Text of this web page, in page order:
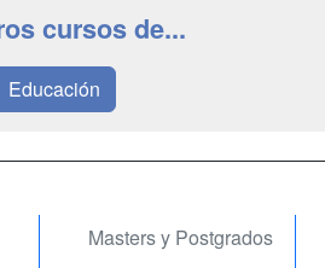
cursos de...
Educación
Masters y Postgrados